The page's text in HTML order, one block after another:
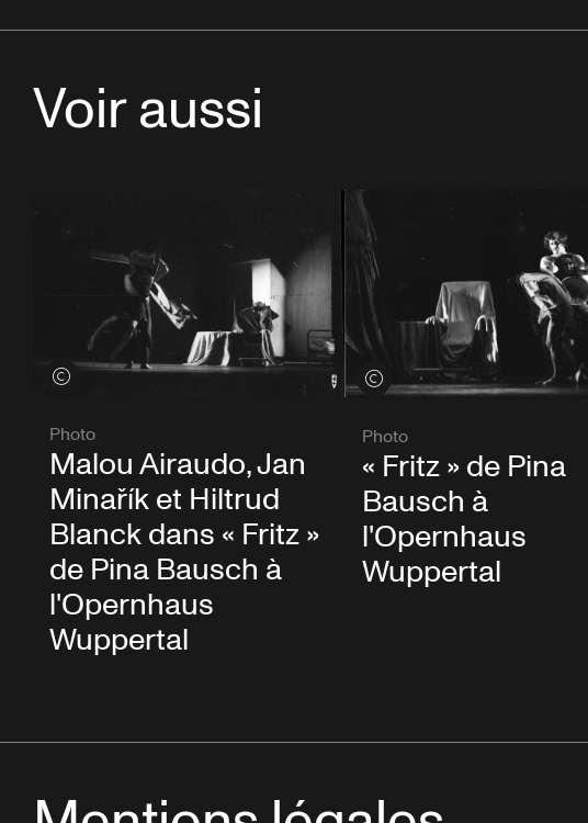
Voir aussi
Voir les crédits
Photo
Malou Airaudo, Jan
Minařík et Hiltrud
Blanck dans « Fritz »
de Pina Bausch à
l'Opernhaus
Wuppertal
Voir les crédits
Photo
« Fritz » de Pina
Bausch à
l'Opernhaus
Wuppertal